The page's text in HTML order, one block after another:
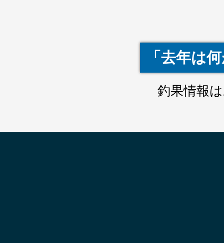
「去年は
釣果情報